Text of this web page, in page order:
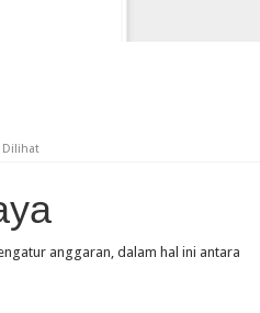
Dilihat
anggaran, dalam hal ini antara